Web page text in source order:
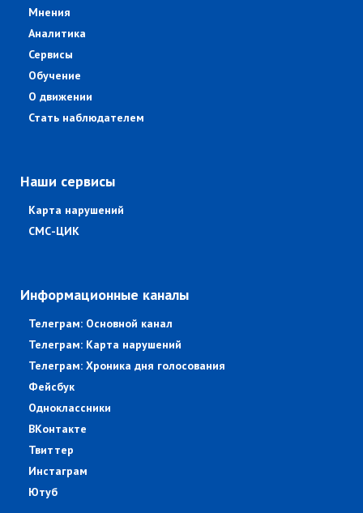
Мнения
Аналитика
Сервисы
Обучение
О движении
Стать наблюдателем
Наши сервисы
Карта нарушений
СМС-ЦИК
Информационные каналы
Телеграм: Основной канал
Телеграм: Карта нарушений
Телеграм: Хроника дня голосования
Фейсбук
Одноклассники
ВКонтакте
Твиттер
Инстаграм
Ютуб